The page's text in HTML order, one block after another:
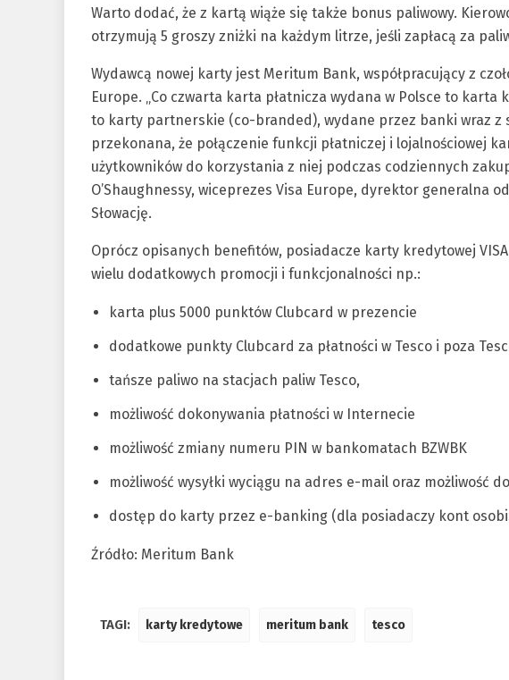
Warto dodać, że z kartą wiąże się także bonus paliwowy.
otrzymują 5 groszy zniżki na każdym litrze, jeśli zapłacą za
Wydawcą nowej karty jest Meritum Bank, współpracujący z
Europe. „Co czwarta karta płatnicza wydana w Polsce to
to karty partnerskie (co-branded), wydane przez banki wraz z
przekonana, że połączenie funkcji płatniczej i lojalnościowej
użytkowników do korzystania z niej podczas codziennych
O’Shaughnessy, wiceprezes Visa Europe, dyrektor generalna
Słowację.
Oprócz opisanych benefitów, posiadacze karty kredytowej
wielu dodatkowych promocji i funkcjonalności np.:
karta plus 5000 punktów Clubcard w prezencie
dodatkowe punkty Clubcard za płatności w Tesco i poza
tańsze paliwo na stacjach paliw Tesco,
możliwość dokonywania płatności w Internecie
możliwość zmiany numeru PIN w bankomatach BZWBK
możliwość wysyłki wyciągu na adres e-mail oraz możliwość
dostęp do karty przez e-banking (dla posiadaczy kont
Źródło: Meritum Bank
TAGI: karty kredytowe meritum bank tesco